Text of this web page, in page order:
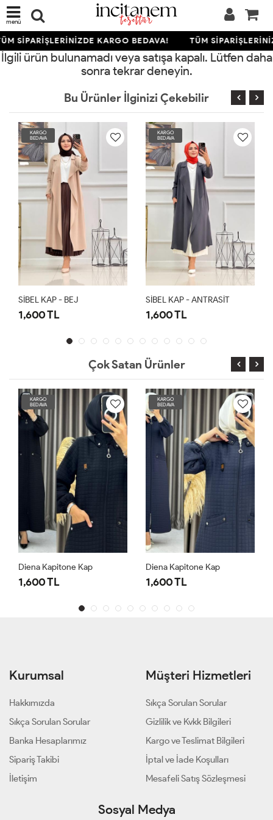
menü
SİPARİŞLERİNİZDE KARGO BEDAVA! TÜM
İlgili ürün bulunamadı veya satışa kapalı. Lütfen daha
sonra tekrar deneyin.
Bu Ürünler İlginizi Çekebilir
KARGO
BEDAVA
SİBEL KAP - BEJ
1,600 TL
KARGO
BEDAVA
SİBEL KAP - ANTRASİT
1,600 TL
Çok Satan Ürünler
KARGO
BEDAVA
Diena Kapitone Kap
1,600 TL
KARGO
BEDAVA
Diena Kapitone Kap
1,600 TL
Kurumsal
Hakkımızda
Sıkça Sorulan Sorular
Banka Hesaplarımız
Sipariş Takibi
İletişim
Müşteri Hizmetleri
Sıkça Sorulan Sorular
Gizlilik ve Kvkk Bilgileri
Kargo ve Teslimat Bilgileri
İptal ve İade Koşulları
Mesafeli Satış Sözleşmesi
Sosyal Medya